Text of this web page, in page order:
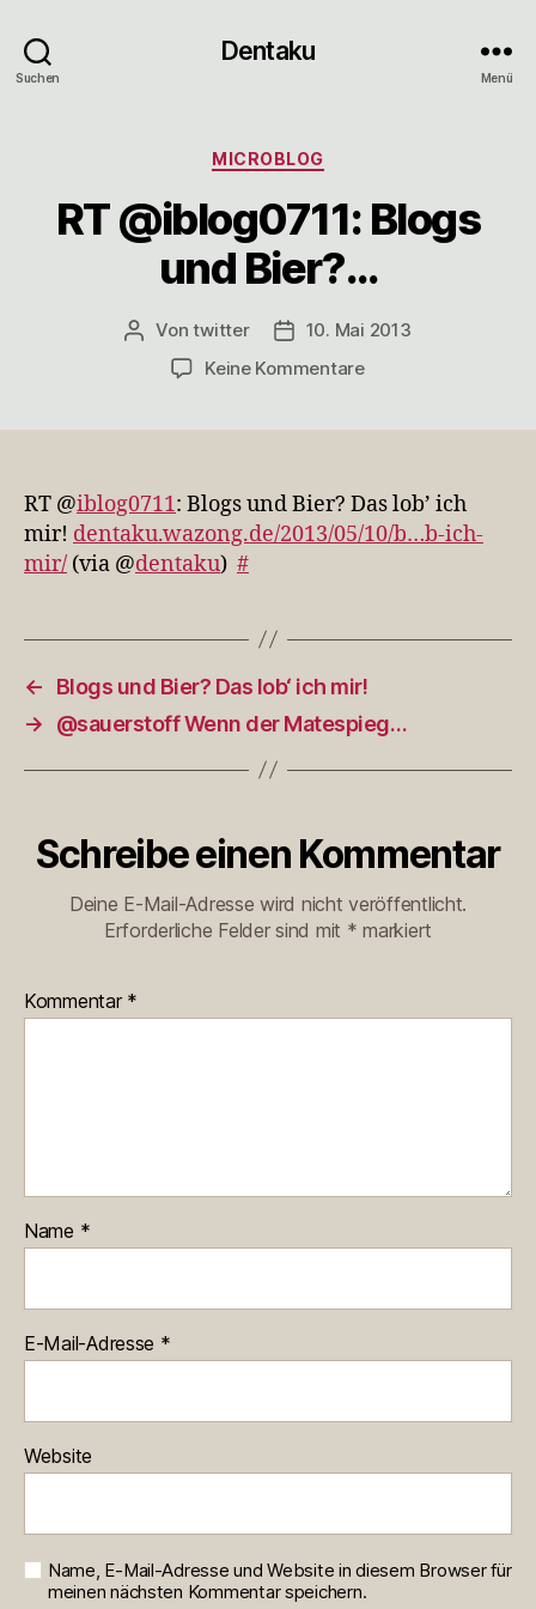
Suchen
Dentaku
Menü
Kategorien
MICROBLOG
RT @iblog0711: Blogs
und Bier?…
Beitragsautor
Vontwitter Veröffentlichungsdatum
10. Mai 2013
Keine Kommentarezu
Bier?…
RT @iblog0711: Blogs und Bier? Das lob’ ich
mir! dentaku.wazong.de/2013/05/10/b…b-ich-
mir/ (via @dentaku) #
←
Blogs und Bier? Das lob‘ ich mir!
→
@sauerstoff Wenn der Matespieg…
Schreibe einen Kommentar
Deine E-Mail-Adresse wird nicht veröffentlicht.
Erforderliche Felder sind mit * markiert
Kommentar *
Name *
E-Mail-Adresse *
Website
Name, E-Mail-Adresse und Website in diesem Browser für
meinen nächsten Kommentar speichern.